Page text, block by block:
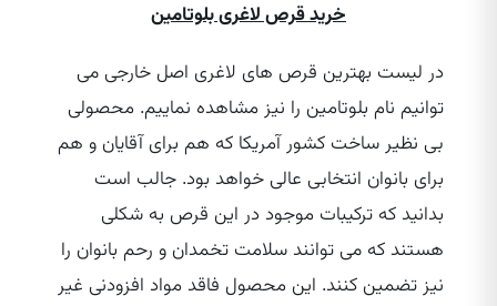
خرید قرص لاغری بلوتامین
در لیست بهترین قرص‌ های لاغری اصل خارجی می‌
توانیم نام بلوتامین را نیز مشاهده نماییم. محصولی
بی‌ نظیر ساخت کشور آمریکا که هم برای آقایان و هم
برای بانوان انتخابی عالی خواهد بود. جالب است
بدانید که ترکیبات موجود در این قرص به شکلی
هستند که می‌ توانند سلامت تخمدان و رحم بانوان را
نیز تضمین کنند. این محصول فاقد مواد افزودنی غیر